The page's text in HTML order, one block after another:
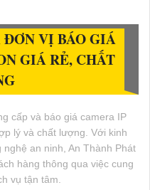
VỊ BÁO GIÁ
GIÁ RẺ, CHẤT
cấp và báo giá camera IP
lý và chất lượng. Với kinh
an ninh, An Thành Phát
hàng thông qua việc cung
vụ tận tâm.